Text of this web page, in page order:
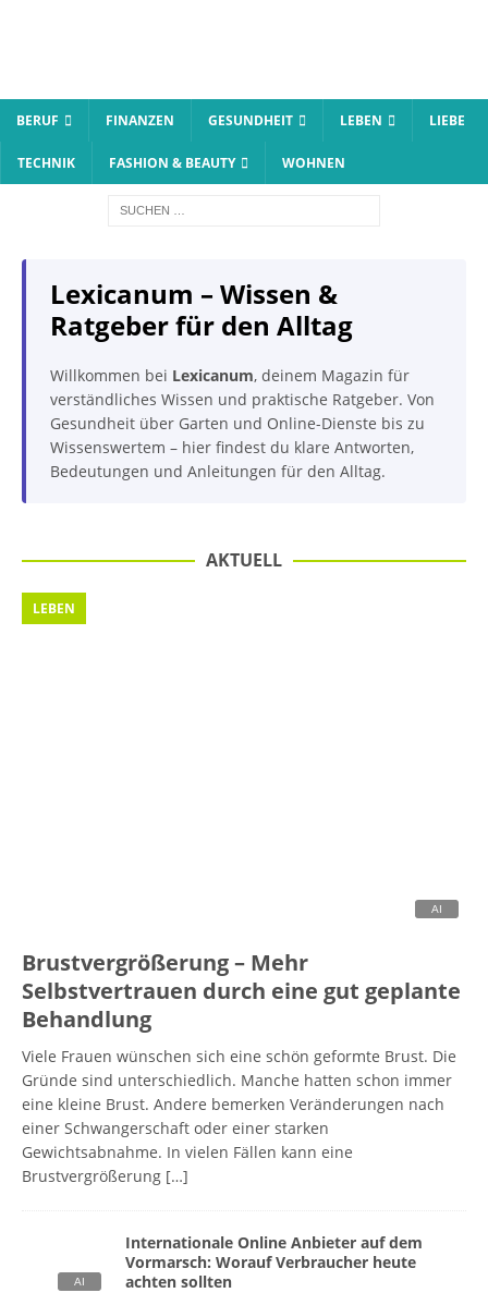
BERUF FINANZEN GESUNDHEIT LEBEN LIEBE
TECHNIK FASHION & BEAUTY WOHNEN
Lexicanum – Wissen &
Ratgeber für den Alltag
Willkommen bei Lexicanum, deinem Magazin für
verständliches Wissen und praktische Ratgeber. Von
Gesundheit über Garten und Online-Dienste bis zu
Wissenswertem – hier findest du klare Antworten,
Bedeutungen und Anleitungen für den Alltag.
AKTUELL
Brustvergrößerung – Mehr
Selbstvertrauen durch eine gut geplante
Behandlung
LEBEN
Viele Frauen wünschen sich eine schön geformte Brust. Die
Gründe sind unterschiedlich. Manche hatten schon immer
eine kleine Brust. Andere bemerken Veränderungen nach
einer Schwangerschaft oder einer starken
Gewichtsabnahme. In vielen Fällen kann eine
Brustvergrößerung […]
Internationale Online Anbieter auf dem
Vormarsch: Worauf Verbraucher heute
achten sollten